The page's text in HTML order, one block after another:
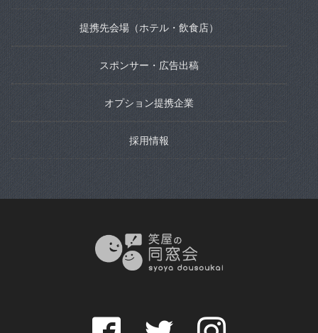
提携先会場（ホテル・飲食店）
スポンサー・広告出稿
オプション提携企業
採用情報